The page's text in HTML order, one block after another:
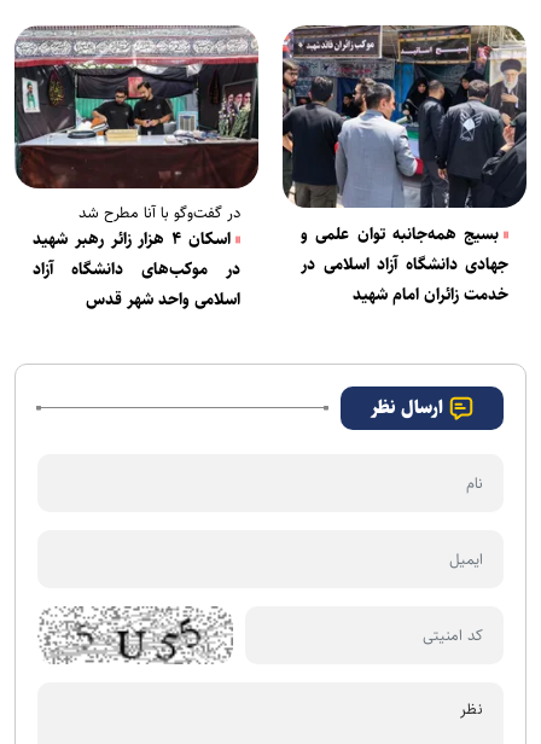
بسیج همه‌جانبه توان علمی و
جهادی دانشگاه آزاد اسلامی در
خدمت زائران امام شهید
در گفت‌‌وگو با آنا مطرح شد
اسکان ۴ هزار زائر رهبر شهید
در موکب‌های دانشگاه آزاد
اسلامی واحد شهر قدس
ارسال نظر